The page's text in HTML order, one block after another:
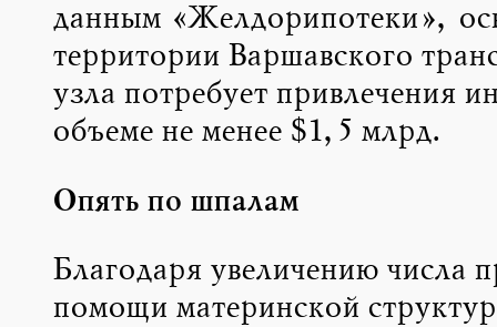
данным «Желдорипотеки»,
территории Варшавского
узла потребует привлечения
объеме не менее $1,5 млрд.
Опять по шпалам
Благодаря увеличению числа
помощи материнской